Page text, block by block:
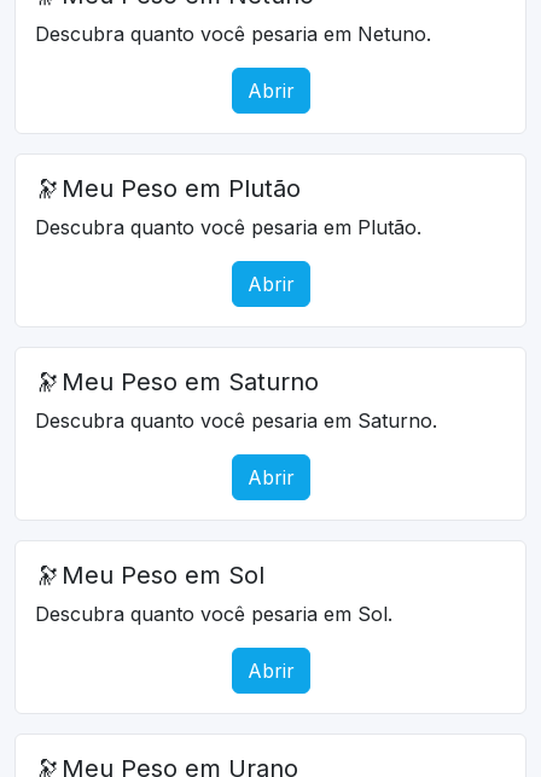
Descubra quanto você pesaria em Netuno.
Abrir
🔭 Meu Peso em Plutão
Descubra quanto você pesaria em Plutão.
Abrir
🔭 Meu Peso em Saturno
Descubra quanto você pesaria em Saturno.
Abrir
🔭 Meu Peso em Sol
Descubra quanto você pesaria em Sol.
Abrir
🔭 Meu Peso em Urano